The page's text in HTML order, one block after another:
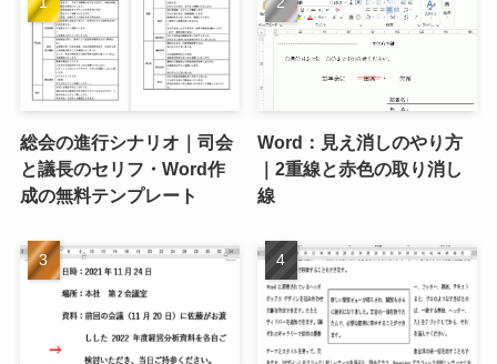
総会の進行シナリオ｜司会
と議長のセリフ・Word作
成の無料テンプレート
Word：見え消しのやり方
｜2重線と赤色の取り消し
線